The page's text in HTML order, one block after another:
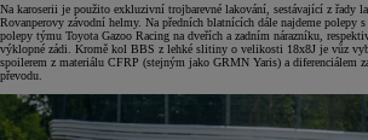
Na karoserii je použito exkluzivní trojbarevné lakování, sestávající z řady
Rovanperovy závodní helmy. Na předních blatnících dále najdeme polepy
polepy týmu Toyota Gazoo Racing na dveřích a zadním nárazníku,
výklopné zádi. Kromě kol BBS z lehké slitiny o velikosti 18x8J je vůz
spoilerem z materiálu CFRP (stejným jako GRMN Yaris) a diferenciálem
převodu.